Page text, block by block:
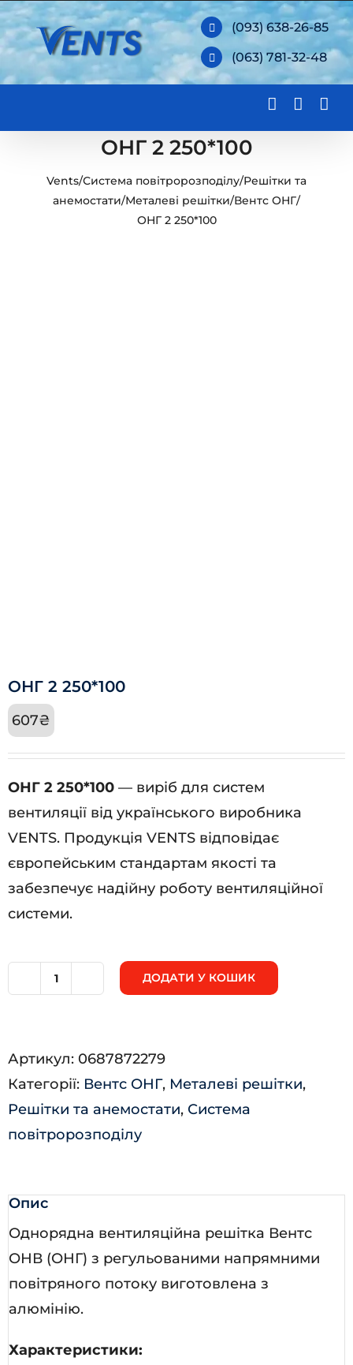
Skip
to
content
(093) 638-26-85
(063) 781-32-48
ОНГ 2 250*100
Vents/Система повітророзподілу/Решітки та
анемостати/Металеві решітки/Вентс ОНГ/
ОНГ 2 250*100
ОНГ 2 250*100
607₴
ОНГ 2 250*100 — виріб для систем
вентиляції від українського виробника
VENTS. Продукція VENTS відповідає
європейським стандартам якості та
забезпечує надійну роботу вентиляційної
системи.
кількість
ДОДАТИ У КОШИК
Артикул: 0687872279
Категорії: Вентс ОНГ, Металеві решітки,
Решітки та анемостати, Система
повітророзподілу
Опис
Однорядна вентиляційна решітка Вентс
ОНВ (ОНГ) з регульованими напрямними
повітряного потоку виготовлена з
алюмінію.
Характеристики: